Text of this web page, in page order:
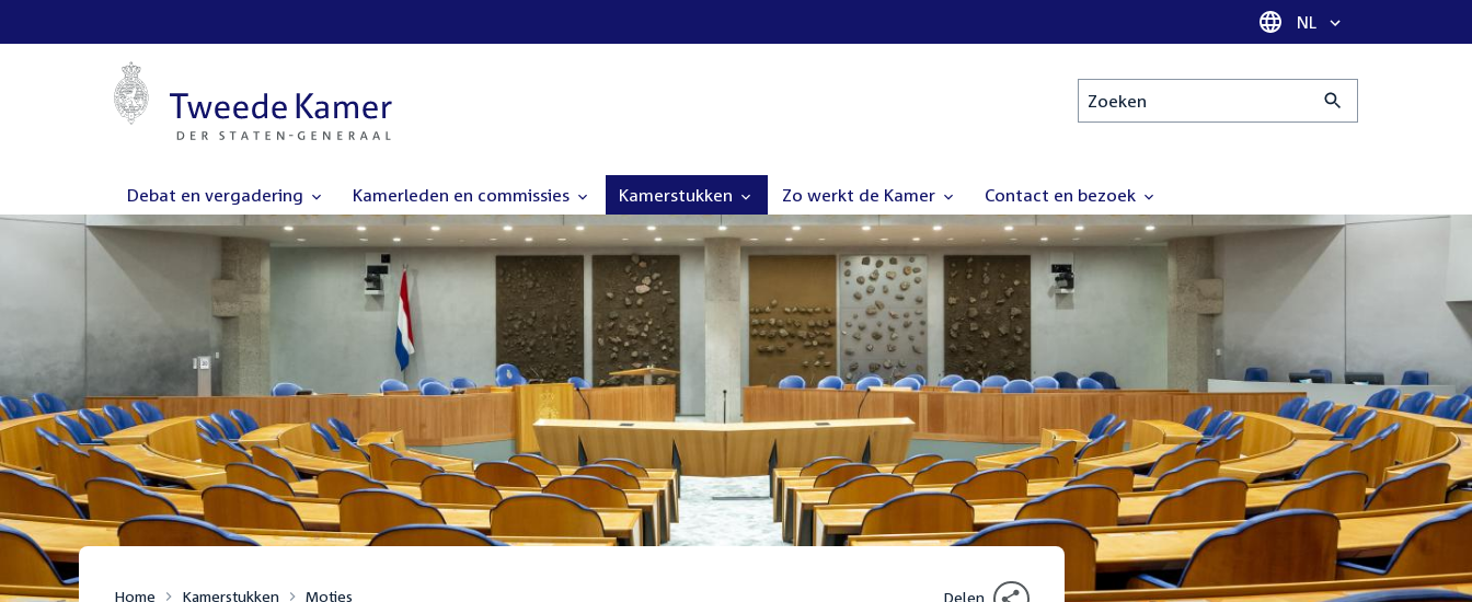
Taal selectie
NL
Zoeken
Debat en vergadering Kamerleden en commissies Kamerstukken Zo werkt de Kamer Contact en bezoek
Home Kamerstukken Moties Delen